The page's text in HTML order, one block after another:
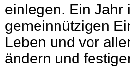
einlegen. Ein Jahr
gemeinnützigen
Leben und vor
ändern und